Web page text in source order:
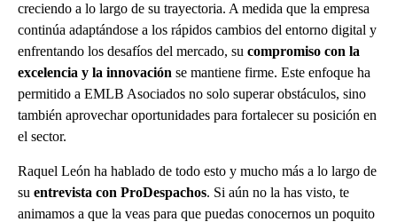
creciendo a lo largo de su trayectoria. A medida que la empresa
continúa adaptándose a los rápidos cambios del entorno digital y
enfrentando los desafíos del mercado, su compromiso con la
excelencia y la innovación se mantiene firme. Este enfoque ha
permitido a EMLB Asociados no solo superar obstáculos, sino
también aprovechar oportunidades para fortalecer su posición en
el sector.
Raquel León ha hablado de todo esto y mucho más a lo largo de
su entrevista con ProDespachos. Si aún no la has visto, te
animamos a que la veas para que puedas conocernos un poquito